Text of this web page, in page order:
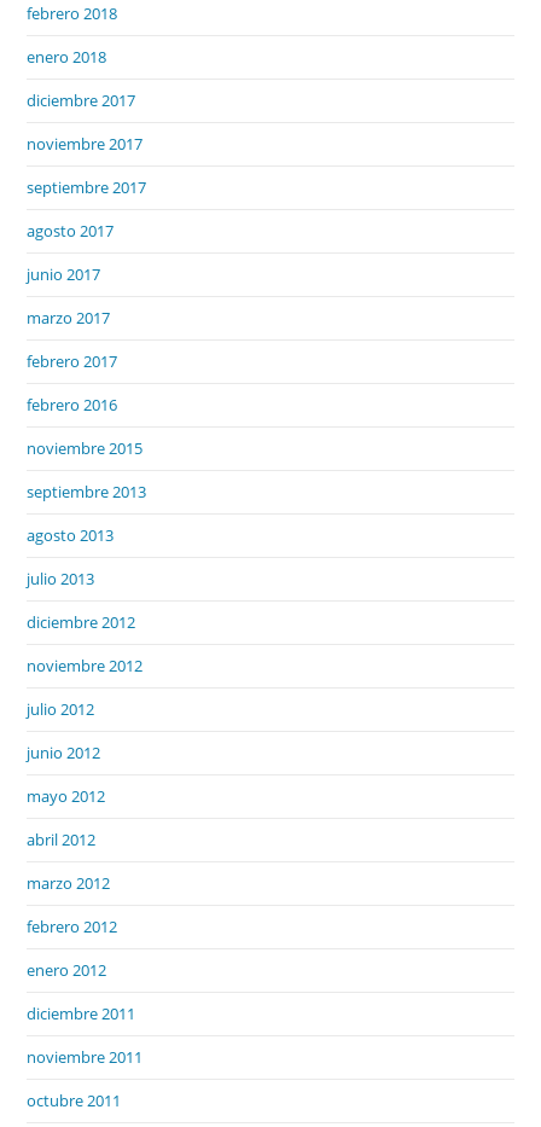
febrero 2018
enero 2018
diciembre 2017
noviembre 2017
septiembre 2017
agosto 2017
junio 2017
marzo 2017
febrero 2017
febrero 2016
noviembre 2015
septiembre 2013
agosto 2013
julio 2013
diciembre 2012
noviembre 2012
julio 2012
junio 2012
mayo 2012
abril 2012
marzo 2012
febrero 2012
enero 2012
diciembre 2011
noviembre 2011
octubre 2011